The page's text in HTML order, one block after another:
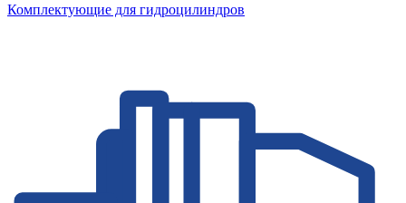
Комплектующие для гидроцилиндров